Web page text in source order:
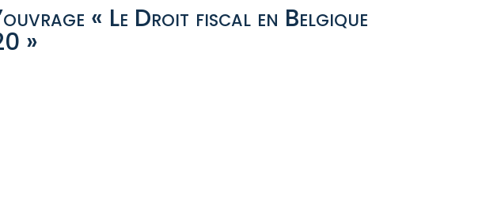
« Le Droit fiscal en Belgique
»